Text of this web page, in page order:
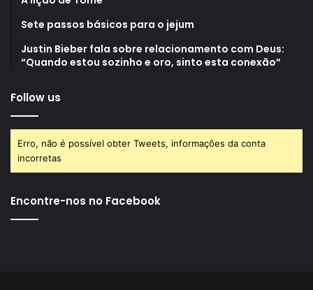
Sete passos básicos para o jejum
Justin Bieber fala sobre relacionamento com Deus:
“Quando estou sozinho e oro, sinto esta conexão”
Follow us
Erro, não é possível obter Tweets, informações da conta
incorretas
Encontre-nos no Facebook